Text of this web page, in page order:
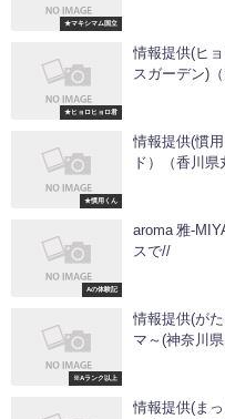
★マキシマム国立
★ヒョロヒョロ君
情報提供(ヒ
スガーデン)（
★慣用くん
情報提供(慣
ド）（香川県
Aの体験記
aroma 雅-
スで//
※Aランク以上
情報提供(が
マ～(神奈川
情報提供(ま